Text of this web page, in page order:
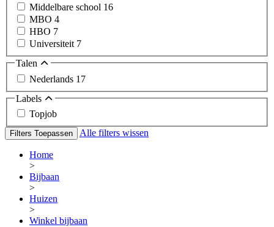
Middelbare school 16
MBO 4
HBO 7
Universiteit 7
Talen
Nederlands 17
Labels
Topjob
Filters Toepassen Alle filters wissen
Home
>
Bijbaan
>
Huizen
>
Winkel bijbaan